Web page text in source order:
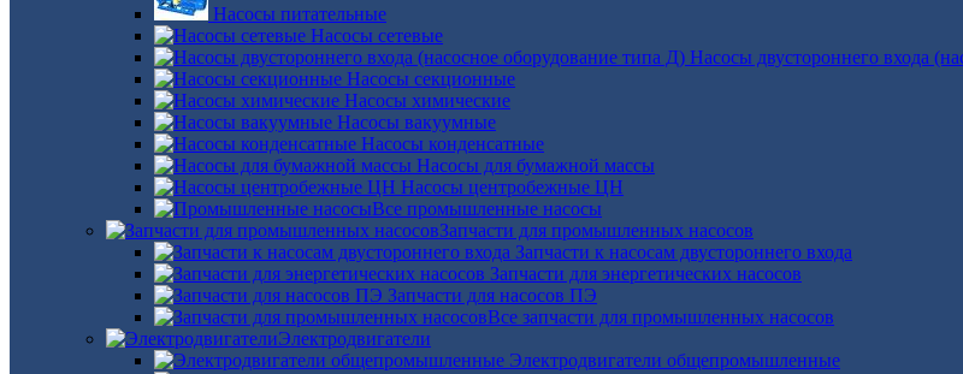
Насосы питательные
Насосы сетевые
Насосы двустороннего входа
Насосы секционные
Насосы химические
Насосы вакуумные
Насосы конденсатные
Насосы для бумажной массы
Насосы центробежные ЦН
Все промышленные насосы
Запчасти для промышленных насосов
Запчасти к насосам двустороннего входа
Запчасти для энергетических насосов
Запчасти для насосов ПЭ
Все запчасти для промышленных насосов
Электродвигатели
Электродвигатели общепромышленные